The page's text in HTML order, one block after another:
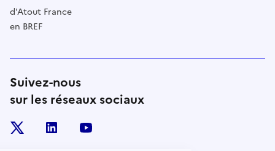
d'Atout France
en BREF
Suivez-nous
sur les réseaux sociaux
linkedin